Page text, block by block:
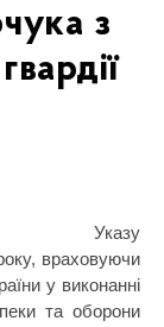
з
Указу
враховуючи
у виконанні
та оборони